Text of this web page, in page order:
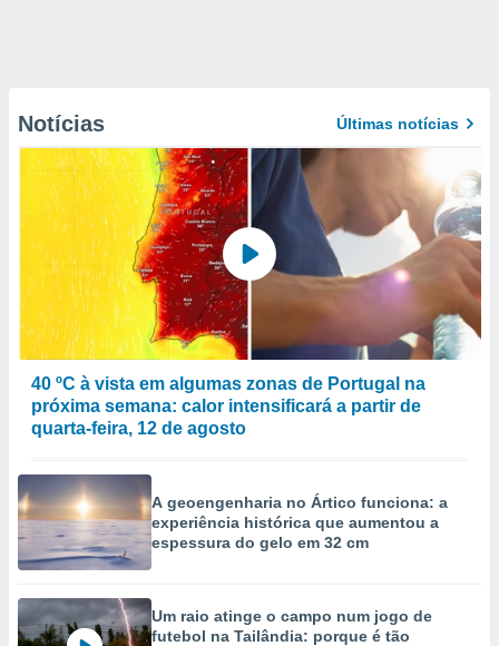
Notícias Últimas notícias
40 ºC à vista em algumas zonas de Portugal na
próxima semana: calor intensificará a partir de
quarta-feira, 12 de agosto
A geoengenharia no Ártico funciona: a
experiência histórica que aumentou a
espessura do gelo em 32 cm
Um raio atinge o campo num jogo de
futebol na Tailândia: porque é tão